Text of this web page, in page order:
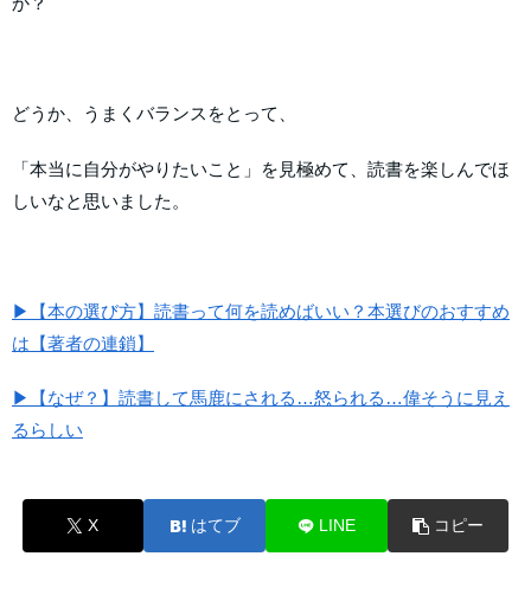
どうか、うまくバランスをとって、
「本当に自分がやりたいこと」を見極めて、読書を楽しんでほ
しいなと思いました。
▶【本の選び方】読書って何を読めばいい？本選びのおすすめ
は【著者の連鎖】
▶【なぜ？】読書して馬鹿にされる…怒られる…偉そうに見え
るらしい
X はてブ LINE コピー